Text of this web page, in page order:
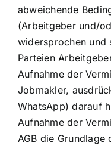
abweichende
(Arbeitgeber und/
widersprochen und
Parteien
Aufnahme der
Jobmakler,
WhatsApp) darauf
Aufnahme der
AGB die Grundlage